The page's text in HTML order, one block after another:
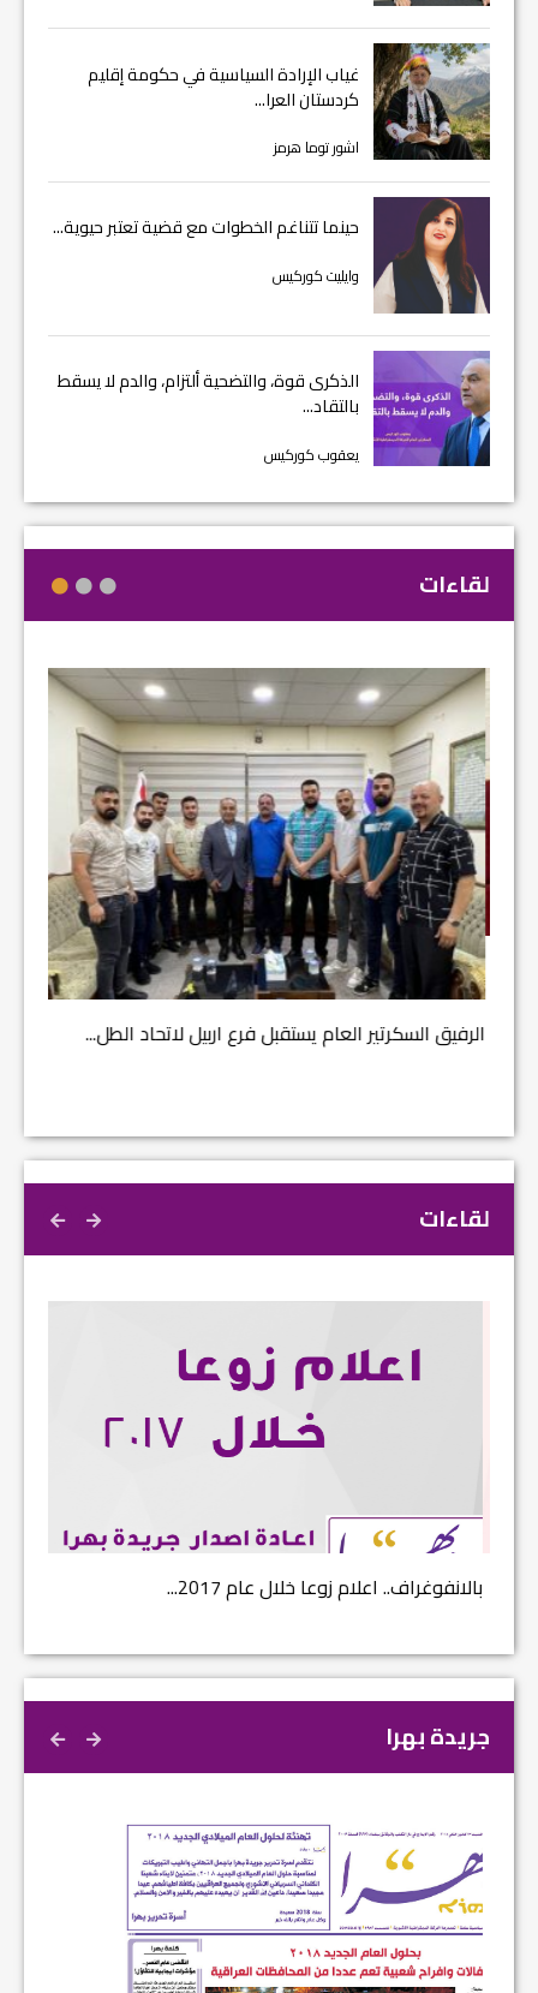
غياب الإرادة السياسية في حكومة إقليم
كردستان العرا...
اشور توما هرمز
حينما تتناغم الخطوات مع قضية تعتبر حيوية...
وايليت كوركيس
الذكرى قوة، والتضحية ألتزام، والدم لا يسقط
بالتقاد...
يعقوب كوركيس
لقاءات
الرفيق السكرتير العام يستقبل فرع اربيل لاتحاد الطل...
لقاءات
بالانفوغراف.. اعلام زوعا خلال عام 2017...
جريدة بهرا